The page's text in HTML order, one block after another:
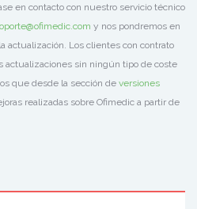
en contacto con nuestro servicio técnico
y nos pondremos en
actualización. Los clientes con contrato
actualizaciones sin ningún tipo de coste
que desde la sección de versiones
realizadas sobre Ofimedic a partir de